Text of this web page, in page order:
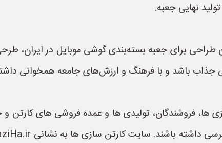
طراحی برای جعبه بسته‌بندی گوشی موبایل در ایران،
جذاب باشد و با فرهنگ و ارزش‌های جامعه همخوانی
ها، فروشندگان، تولیدی ها و عمده فروشی های کارتن و